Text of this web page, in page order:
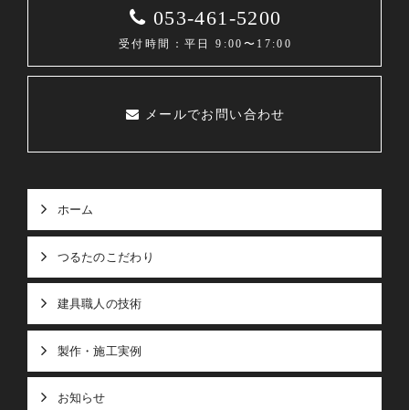
053-461-5200
受付時間：平日 9:00〜17:00
メールでお問い合わせ
ホーム
つるたのこだわり
建具職人の技術
製作・施工実例
お知らせ